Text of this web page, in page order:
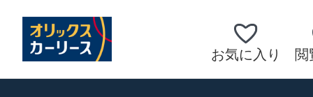
お気に入り 閲